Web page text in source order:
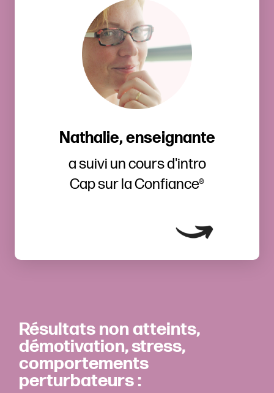
Nathalie, enseignante
a suivi un cours d'intro
Cap sur la Confiance®
Intéressante, utile et motivante : cette
formation couvre différents aspects
liés à la confiance et offre du même
coup une palette variée de propositions
et d’outils.
en pratique !
Ça m'intéresse
Résultats non atteints,
démotivation, stress,
comportements
perturbateurs :